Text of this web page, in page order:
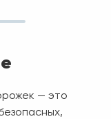
— это